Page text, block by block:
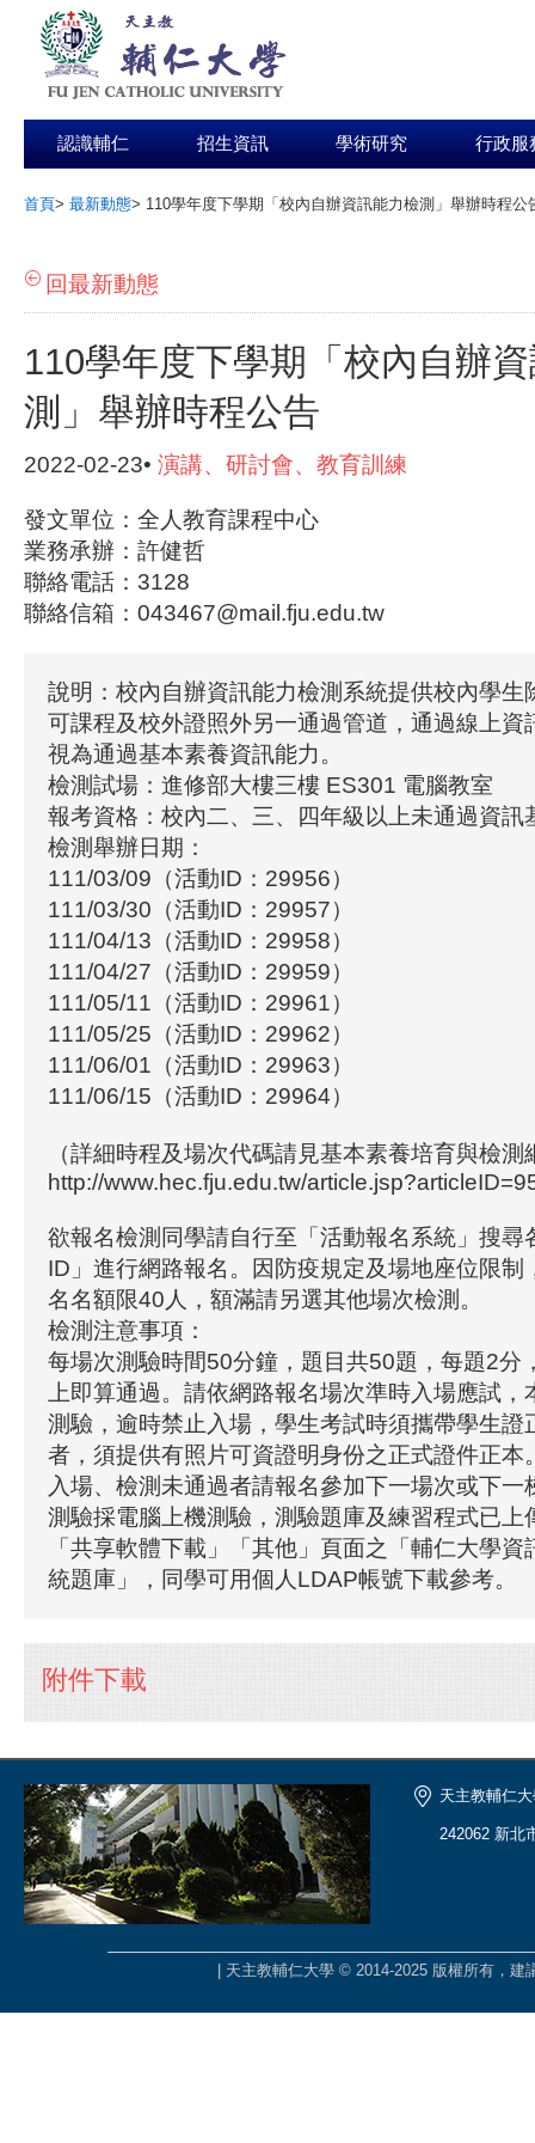
認識輔仁 招生資訊 學術研究 行政服
首頁> 最新動態> 110學年度下學期「校內自辦資訊能力檢測」舉辦時程公
回最新動態
110學年度下學期「校內自辦
測」舉辦時程公告
2022-02-23• 演講、研討會、教育訓練
發文單位：全人教育課程中心
業務承辦：許健哲
聯絡電話：3128
聯絡信箱：043467@mail.fju.edu.tw
說明：校內自辦資訊能力檢測系統提供校內學生
可課程及校外證照外另一通過管道，通過線上資
視為通過基本素養資訊能力。
檢測試場：進修部大樓三樓 ES301 電腦教室
報考資格：校內二、三、四年級以上未通過資訊
檢測舉辦日期：
111/03/09（活動ID：29956）
111/03/30（活動ID：29957）
111/04/13（活動ID：29958）
111/04/27（活動ID：29959）
111/05/11（活動ID：29961）
111/05/25（活動ID：29962）
111/06/01（活動ID：29963）
111/06/15（活動ID：29964）
（詳細時程及場次代碼請見基本素養培育與檢測
http://www.hec.fju.edu.tw/
欲報名檢測同學請自行至「活動報名系統」搜尋
ID」進行網路報名。因防疫規定及場地座位限制
名名額限40人，額滿請另選其他場次檢測。
檢測注意事項：
每場次測驗時間50分鐘，題目共50題，每題2分
上即算通過。請依網路報名場次準時入場應試
測驗，逾時禁止入場，學生考試時須攜帶學生證
者，須提供有照片可資證明身份之正式證件正本
入場、檢測未通過者請報名參加下一場次或下一
測驗採電腦上機測驗，測驗題庫及練習程式已上
「共享軟體下載」「其他」頁面之「輔仁大學
統題庫」，同學可用個人LDAP帳號下載參考。
附件下載
天主教輔仁
242062 新北
| 天主教輔仁大學 © 2014-2025 版權所有，